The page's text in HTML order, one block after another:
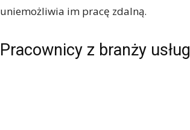
uniemożliwia im pracę zdalną.
Pracownicy z branży